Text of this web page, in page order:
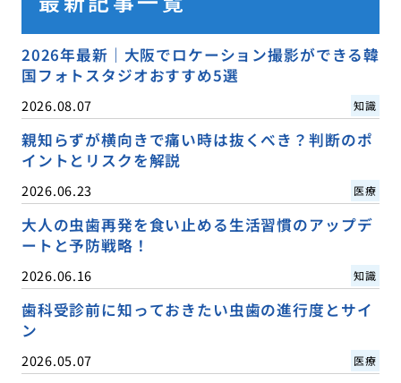
2026年最新｜大阪でロケーション撮影ができる韓
国フォトスタジオおすすめ5選
2026.08.07 知識
親知らずが横向きで痛い時は抜くべき？判断のポ
イントとリスクを解説
2026.06.23 医療
大人の虫歯再発を食い止める生活習慣のアップデ
ートと予防戦略！
2026.06.16 知識
歯科受診前に知っておきたい虫歯の進行度とサイ
ン
2026.05.07 医療